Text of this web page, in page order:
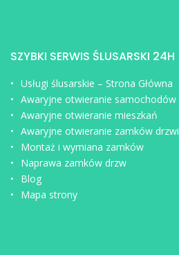
SZYBKI SERWIS ŚLUSARSKI 24H
Usługi ślusarskie – Strona Główna
Awaryjne otwieranie samochodów
Awaryjne otwieranie mieszkań
Awaryjne otwieranie zamków drzwi
Montaż i wymiana zamków
Naprawa zamków drzw
Blog
Mapa strony